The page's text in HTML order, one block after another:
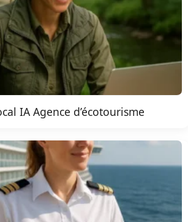
IA Agence d’écotourisme